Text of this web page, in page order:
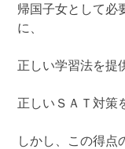
帰国子女として必
に、
正しい学習法を提
正しいＳＡＴ対策
しかし、この得点